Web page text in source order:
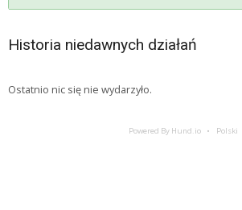
Historia niedawnych działań
Ostatnio nic się nie wydarzyło.
Powered By Hund.io Polski